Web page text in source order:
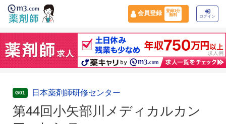
会員登録
登録1分
無料
ログイン
G01 日本薬剤師研修センター
第44回小矢部川メディカルカン